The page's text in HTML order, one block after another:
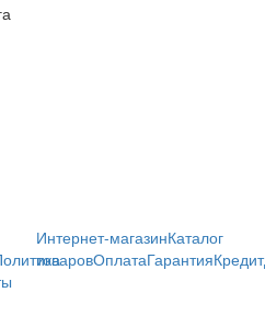
Интернет-магазинКаталог
товаровОплатаГарантияКредит